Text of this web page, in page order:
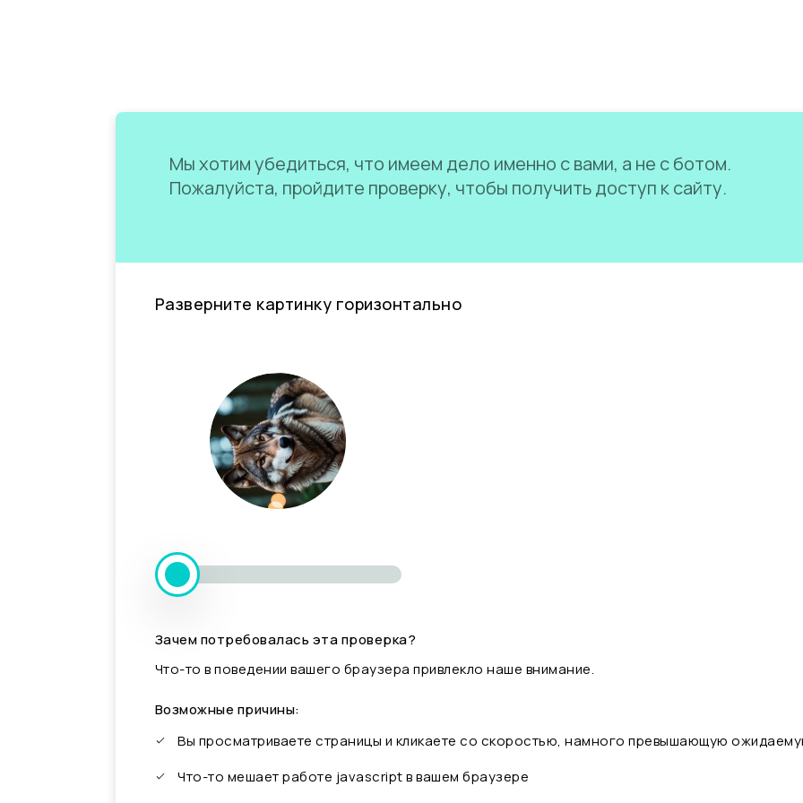
Мы хотим убедиться, что имеем дело именно с вами, а не с ботом.
Пожалуйста, пройдите проверку, чтобы получить доступ к сайту.
Разверните картинку горизонтально
Зачем потребовалась эта проверка?
Что-то в поведении вашего браузера привлекло наше внимание.
Возможные причины:
Вы просматриваете страницы и кликаете со скоростью, намного превышающую
Что-то мешает работе javascript в вашем браузере